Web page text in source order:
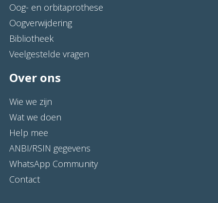
Oog- en orbitaprothese
Oogverwijdering
Bibliotheek
Veelgestelde vragen
Over ons
Wie we zijn
Wat we doen
Help mee
ANBI/RSIN gegevens
WhatsApp Community
Contact